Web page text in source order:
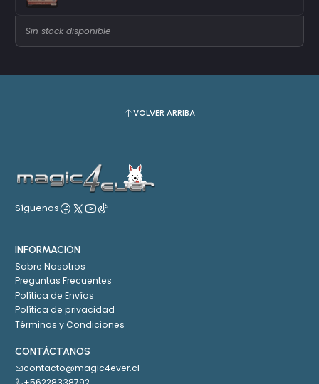
Sin stock disponible
VOLVER ARRIBA
Síguenos
INFORMACIÓN
Sobre Nosotros
Preguntas Frecuentes
Política de Envíos
Política de privacidad
Términos y Condiciones
CONTÁCTANOS
contacto@magic4ever.cl